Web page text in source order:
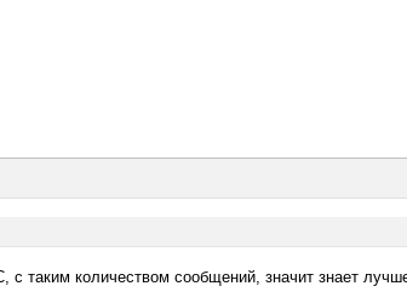
с таким количеством сообщений, значит знает